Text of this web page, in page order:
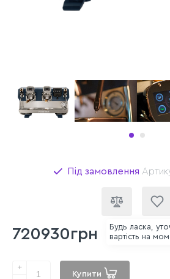
Під замовлення
720930грн
Будь ласка,
вартість на
+
Купити